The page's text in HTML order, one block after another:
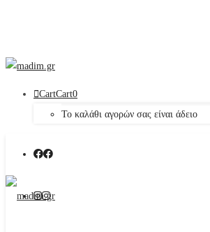
CartCart0
Το καλάθι αγορών σας είναι άδειο